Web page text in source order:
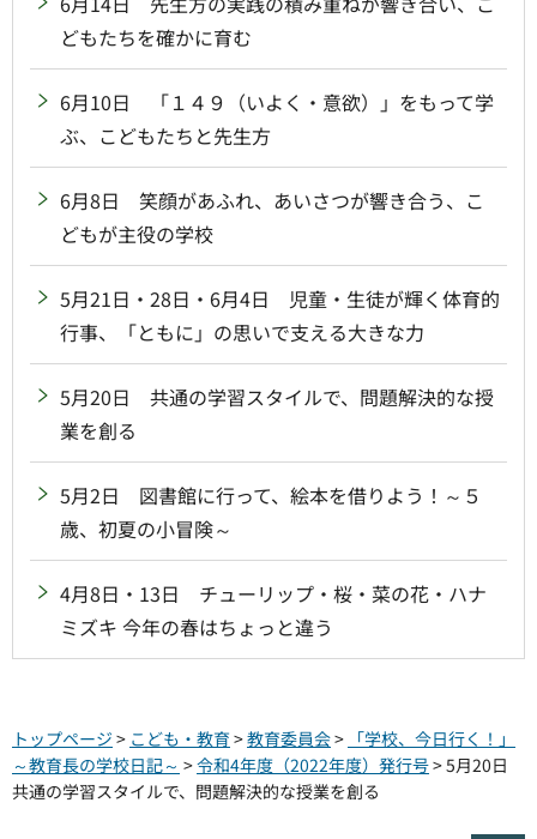
どもたちを確かに育む
6月10日 「１４９（いよく・意欲）」をもって学
ぶ、こどもたちと先生方
6月8日 笑顔があふれ、あいさつが響き合う、こ
どもが主役の学校
5月21日・28日・6月4日 児童・生徒が輝く体育的
行事、「ともに」の思いで支える大きな力
5月20日 共通の学習スタイルで、問題解決的な授
業を創る
5月2日 図書館に行って、絵本を借りよう！～５
歳、初夏の小冒険～
4月8日・13日 チューリップ・桜・菜の花・ハナ
ミズキ 今年の春はちょっと違う
トップページ > こども・教育>教育委員会> 「学校、今日行く！」
～教育長の学校日記～ >令和4年度（2022年度）発行号> 5月20日
共通の学習スタイルで、問題解決的な授業を創る